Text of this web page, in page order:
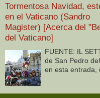
Tormentosa Navidad,
en el Vaticano (Sandro
Magister) [Acerca del
del Vaticano]
FUENTE: IL
de San Pedro
en esta entrada,